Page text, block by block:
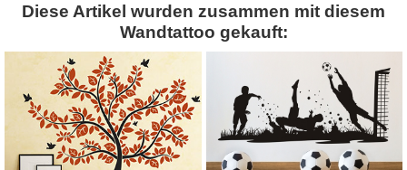
Diese Artikel wurden zusammen mit diesem
Wandtattoo gekauft: